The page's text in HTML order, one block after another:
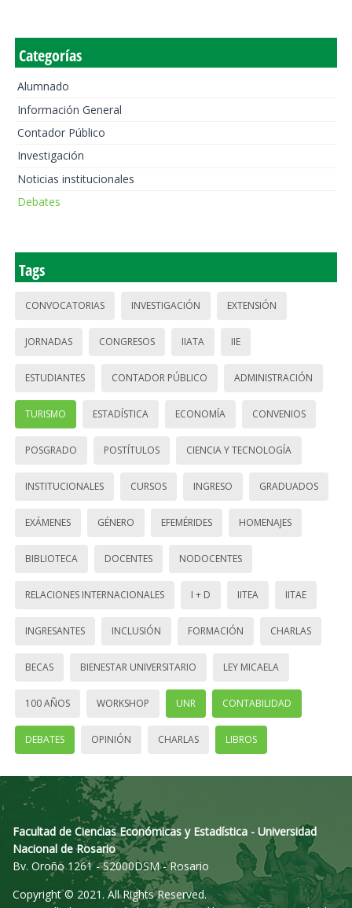
Categorías
Alumnado
Información General
Contador Público
Investigación
Noticias institucionales
Debates
Tags
CONVOCATORIAS INVESTIGACIÓN EXTENSIÓN
JORNADAS CONGRESOS IIATA IIE
ESTUDIANTES CONTADOR PÚBLICO ADMINISTRACIÓN
TURISMO ESTADÍSTICA ECONOMÍA CONVENIOS
POSGRADO POSTÍTULOS CIENCIA Y TECNOLOGÍA
INSTITUCIONALES CURSOS INGRESO GRADUADOS
EXÁMENES GÉNERO EFEMÉRIDES HOMENAJES
BIBLIOTECA DOCENTES NODOCENTES
RELACIONES INTERNACIONALES I + D IITEA IITAE
INGRESANTES INCLUSIÓN FORMACIÓN CHARLAS
BECAS BIENESTAR UNIVERSITARIO LEY MICAELA
100 AÑOS WORKSHOP UNR CONTABILIDAD
DEBATES OPINIÓN CHARLAS LIBROS
Facultad de Ciencias Económicas y Estadística - Universidad
Nacional de Rosario
Bv. Oroño 1261 - S2000DSM - Rosario
Copyright © 2021. All Rights Reserved.